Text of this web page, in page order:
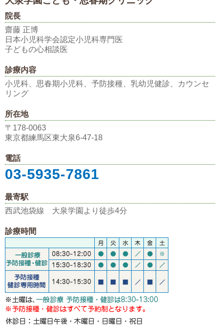
院長
齋藤 正博
日本小児科学会認定小児科専門医
子どもの心相談医
診療内容
小児科、思春期小児科、予防接種、乳幼児健診、カウンセ
リング
所在地
〒178-0063
東京都練馬区東大泉6-47-18
電話
03-5935-7861
最寄駅
西武池袋線 大泉学園より徒歩4分
診療時間